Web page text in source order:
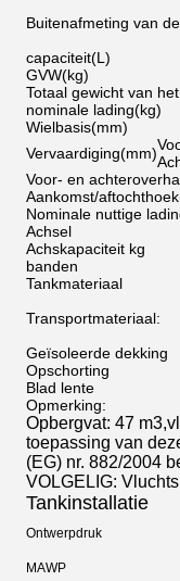
Buitenafmeting van
capaciteit(L)
GVW(kg)
Totaal gewicht van
nominale lading(kg)
Wielbasis(mm)
Vervaardiging(mm)
Voor- en
Aankomst/aftochthoek
Nominale nuttige
Achsel
Achskapaciteit kg
banden
Tankmateriaal
Transportmateriaal:
Geïsoleerde dekking
Opschorting
Blad lente
Opmerking:
Opbergvat: 47
toepassing van
(EG) nr. 882/2004
VOLGELIG:
Tankinstallatie
Ontwerpdruk
MAWP